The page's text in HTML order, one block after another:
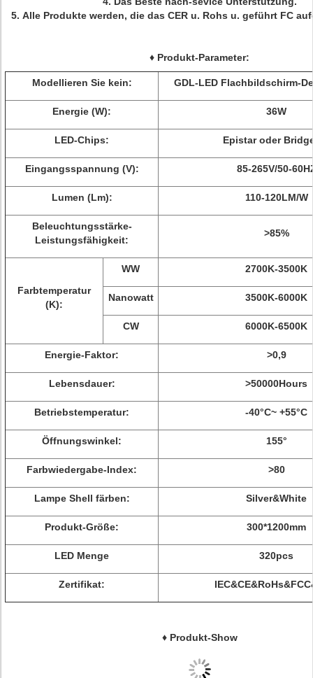
5. Alle Produkte werden, die das CER u. Rohs u. geführt FC
♦ Produkt-Parameter:
Modellieren Sie kein: GDL-LED Flachbildschirm-
Energie (W): 36W
LED-Chips: Epistar oder
Eingangsspannung (V): 85-265V/50-
Lumen (Lm): 110-120LM/W
Beleuchtungsstärke-
Leistungsfähigkeit:
>85%
Farbtemperatur
(K):
WW 2700K-3500K
Nanowatt 3500K-6000K
CW 6000K-6500K
Energie-Faktor: >0,9
Lebensdauer: >50000Hours
Betriebstemperatur: -40°C~ +55°C
Öffnungswinkel: 155°
Farbwiedergabe-Index: >80
Lampe Shell färben: Silver&White
Produkt-Größe: 300*1200mm
LED Menge 320pcs
Zertifikat:
♦ Produkt-Show